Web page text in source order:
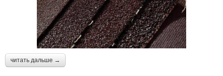
читать дальше →